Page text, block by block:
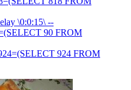
\0:0:15\ --
90 FROM
924 FROM